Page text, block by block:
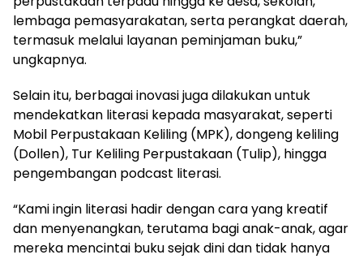
lembaga pemasyarakatan, serta perangkat daerah,
termasuk melalui layanan peminjaman buku,”
ungkapnya.
Selain itu, berbagai inovasi juga dilakukan untuk
mendekatkan literasi kepada masyarakat, seperti
Mobil Perpustakaan Keliling (MPK), dongeng keliling
(Dollen), Tur Keliling Perpustakaan (Tulip), hingga
pengembangan podcast literasi.
“Kami ingin literasi hadir dengan cara yang kreatif
dan menyenangkan, terutama bagi anak-anak, agar
mereka mencintai buku sejak dini dan tidak hanya